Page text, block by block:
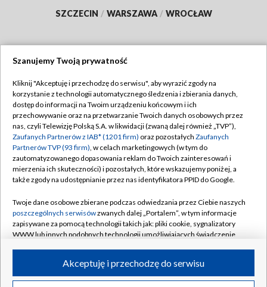
SZCZECIN / WARSZAWA / WROCŁAW
TVP
Abonament TVP
Emisja w TVP
Centrum informacji TVP
Naziemna Telewizja Cyfrowa
Rada Programowa
System NOS
Informacje o nadawcy
Program dla prasy
Regulamin TVP
Polityka prywatności
Moje zgody
Pomoc
Kontakt
Kanały
©2026 Telewizja Polska S.A. w likwidacji
Szanujemy Twoją prywatność
Kliknij "Akceptuję i przechodzę do serwisu", aby wyrazić zgody na
korzystanie z technologii automatycznego śledzenia i zbierania danych,
dostęp do informacji na Twoim urządzeniu końcowym i ich
przechowywanie oraz na przetwarzanie Twoich danych osobowych przez
nas, czyli Telewizję Polską S.A. w likwidacji (zwaną dalej również „TVP”),
Zaufanych Partnerów z IAB* (1201 firm) oraz pozostałych Zaufanych
Partnerów TVP (93 firm), w celach marketingowych (w tym do
zautomatyzowanego dopasowania reklam do Twoich zainteresowań i
mierzenia ich skuteczności) i pozostałych, które wskazujemy poniżej, a
także zgody na udostępnianie przez nas identyfikatora PPID do Google.
Twoje dane osobowe zbierane podczas odwiedzania przez Ciebie naszych
poszczególnych serwisówzwanych dalej „Portalem”, w tym informacje
zapisywane za pomocą technologii takich jak: pliki cookie, sygnalizatory
WWW lub innych podobnych technologii umożliwiających świadczenie
ruchu w Internecie.Akceptuję i przechodzę do serwisu